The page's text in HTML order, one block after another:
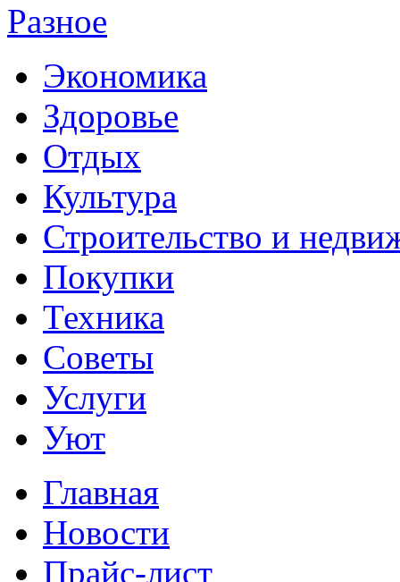
Разное
Экономика
Здоровье
Отдых
Культура
Строительство и
Покупки
Техника
Советы
Услуги
Уют
Главная
Новости
Прайс-лист